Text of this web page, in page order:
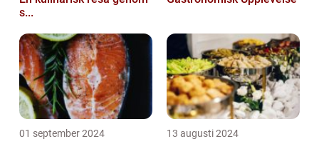
s...
01 september 2024 13 augusti 2024